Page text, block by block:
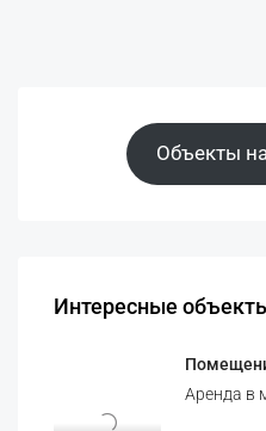
Объекты
Интересные
Аренда в